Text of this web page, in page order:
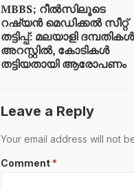
MBBS; റീൽസിലൂടെ
റഷ്യൻ മെഡിക്കൽ സീറ്റ്
തട്ടിപ്പ്: മലയാളി ദമ്പതികൾ
അറസ്റ്റിൽ, കോടികൾ
തട്ടിയതായി ആരോപണം
Leave a Reply
Your email address will not
Comment *